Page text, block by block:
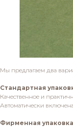
Мы предлагаем два
Стандартная
Качественное и
Автоматически
Фирменная